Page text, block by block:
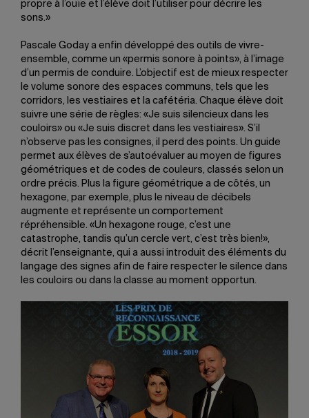
propre à l’ouïe et l’élève doit l’utiliser pour décrire les
sons.»
Pascale Goday a enfin développé des outils de vivre-
ensemble, comme un «permis sonore à points», à l’image
d’un permis de conduire. L’objectif est de mieux respecter
le volume sonore des espaces communs, tels que les
corridors, les vestiaires et la cafétéria. Chaque élève doit
suivre une série de règles: «Je suis silencieux dans les
couloirs» ou «Je suis discret dans les vestiaires». S’il
n’observe pas les consignes, il perd des points. Un guide
permet aux élèves de s’autoévaluer au moyen de figures
géométriques et de codes de couleurs, classés selon un
ordre précis. Plus la figure géométrique a de côtés, un
hexagone, par exemple, plus le niveau de décibels
augmente et représente un comportement
répréhensible. «Un hexagone rouge, c’est une
catastrophe, tandis qu’un cercle vert, c’est très bien!»,
décrit l’enseignante, qui a aussi introduit des éléments du
langage des signes afin de faire respecter le silence dans
les couloirs ou dans la classe au moment opportun.